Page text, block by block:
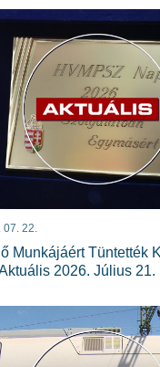
22.
Munkájáért Tüntették
2026. Július 21.